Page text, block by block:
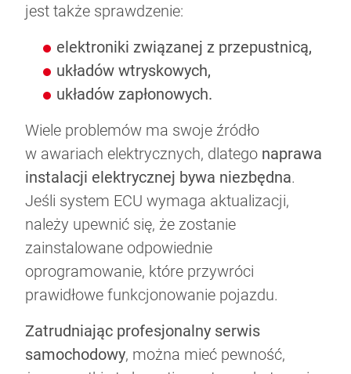
jest także sprawdzenie:
elektroniki związanej z przepustnicą,
układów wtryskowych,
układów zapłonowych.
Wiele problemów ma swoje źródło
w awariach elektrycznych, dlatego naprawa
instalacji elektrycznej bywa niezbędna.
Jeśli system ECU wymaga aktualizacji,
należy upewnić się, że zostanie
zainstalowane odpowiednie
oprogramowanie, które przywróci
prawidłowe funkcjonowanie pojazdu.
Zatrudniając profesjonalny serwis
samochodowy, można mieć pewność,